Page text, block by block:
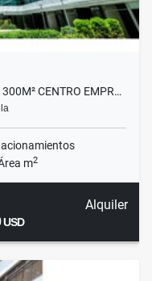
CENTRO EMPR…
m2
Alquiler
USD